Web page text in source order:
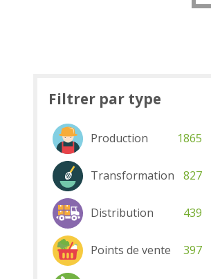
Filtrer par type
Production 1865
Transformation 827
Distribution 439
Points de vente 397